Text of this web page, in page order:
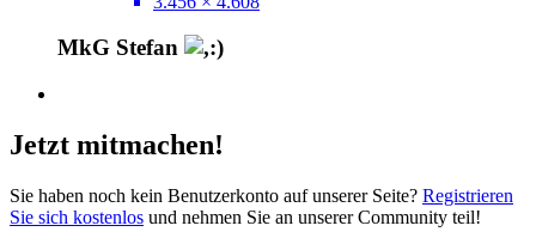
MkG Stefan
Jetzt mitmachen!
Sie haben noch kein Benutzerkonto auf unserer Seite? Registrieren
Sie sich kostenlos und nehmen Sie an unserer Community teil!